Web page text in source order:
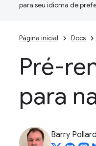
para seu idioma de
Página inicial Docs
Pré-
para
Barry Pollard